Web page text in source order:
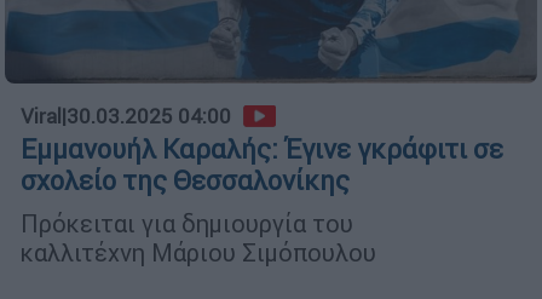
Viral |30.03.2025 04:00
Εμμανουήλ Καραλής: Έγινε γκράφιτι σε
σχολείο της Θεσσαλονίκης
Πρόκειται για δημιουργία του
καλλιτέχνη Μάριου Σιμόπουλου